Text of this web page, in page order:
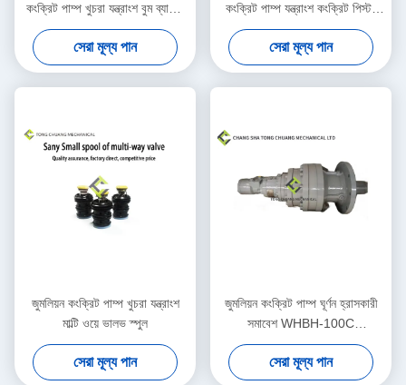
কংক্রিট পাম্প খুচরা যন্ত্রাংশ বুম ব্যালেন্স
ভালভ
সেরা মূল্য পান
কংক্রিট পাম্প যন্ত্রাংশ কংক্রিট পিস্টন
সমাবেশ
সেরা মূল্য পান
জুমলিয়ন কংক্রিট পাম্প খুচরা যন্ত্রাংশ
মাল্টি ওয়ে ভালভ স্পুল
সেরা মূল্য পান
জুমলিয়ন কংক্রিট পাম্প ঘূর্ণন হ্রাসকারী
সমাবেশ WHBH-100C
1030201124
সেরা মূল্য পান